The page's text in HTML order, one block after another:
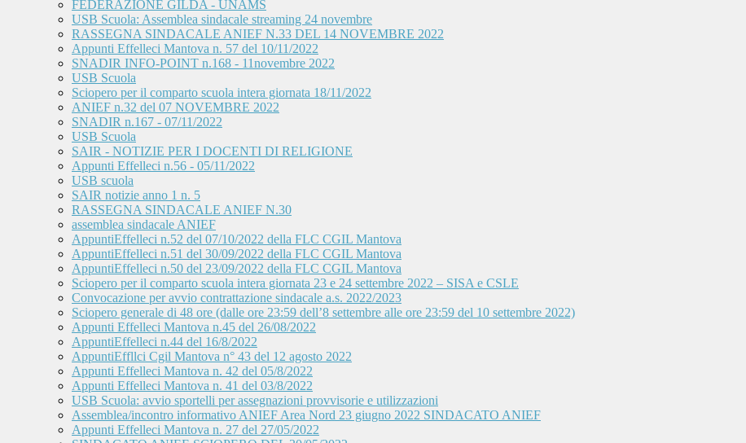
FEDERAZIONE GILDA - UNAMS
USB Scuola: Assemblea sindacale streaming 24 novembre
RASSEGNA SINDACALE ANIEF N.33 DEL 14 NOVEMBRE 2022
Appunti Effelleci Mantova n. 57 del 10/11/2022
SNADIR INFO-POINT n.168 - 11novembre 2022
USB Scuola
Sciopero per il comparto scuola intera giornata 18/11/2022
ANIEF n.32 del 07 NOVEMBRE 2022
SNADIR n.167 - 07/11/2022
USB Scuola
SAIR - NOTIZIE PER I DOCENTI DI RELIGIONE
Appunti Effelleci n.56 - 05/11/2022
USB scuola
SAIR notizie anno 1 n. 5
RASSEGNA SINDACALE ANIEF N.30
assemblea sindacale ANIEF
AppuntiEffelleci n.52 del 07/10/2022 della FLC CGIL Mantova
AppuntiEffelleci n.51 del 30/09/2022 della FLC CGIL Mantova
AppuntiEffelleci n.50 del 23/09/2022 della FLC CGIL Mantova
Sciopero per il comparto scuola intera giornata 23 e 24 settembre 2022 – SISA e CSLE
Convocazione per avvio contrattazione sindacale a.s. 2022/2023
Sciopero generale di 48 ore (dalle ore 23:59 dell’8 settembre alle ore 23:59 del 10 settembre 2022)
Appunti Effelleci Mantova n.45 del 26/08/2022
AppuntiEffelleci n.44 del 16/8/2022
AppuntiEffllci Cgil Mantova n° 43 del 12 agosto 2022
Appunti Effelleci Mantova n. 42 del 05/8/2022
Appunti Effelleci Mantova n. 41 del 03/8/2022
USB Scuola: avvio sportelli per assegnazioni provvisorie e utilizzazioni
Assemblea/incontro informativo ANIEF Area Nord 23 giugno 2022 SINDACATO ANIEF
Appunti Effelleci Mantova n. 27 del 27/05/2022